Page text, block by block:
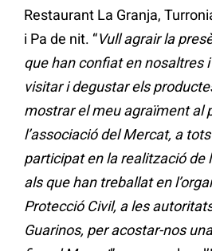
Restaurant La Granja,
i Pa de nit. “Vull agrair la
que han confiat en nosaltres
visitar i degustar els
mostrar el meu agraïment al
l’associació del Mercat, a
participat en la realització de
als que han treballat en
Protecció Civil, a les
Guarinos, per acostar-nos